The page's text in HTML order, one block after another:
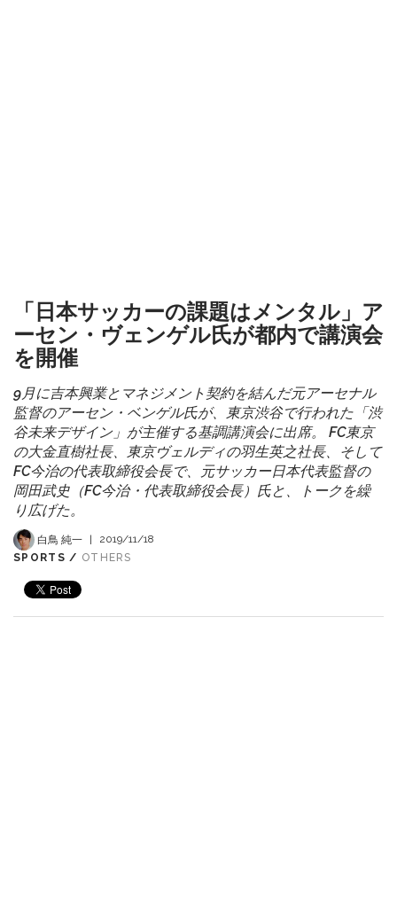
「日本サッカーの課題はメンタル」ア
ーセン・ヴェンゲル氏が都内で講演会
を開催
9月に吉本興業とマネジメント契約を結んだ元アーセナル
監督のアーセン・ベンゲル氏が、東京渋谷で行われた「渋
谷未来デザイン」が主催する基調講演会に出席。 FC東京
の大金直樹社長、東京ヴェルディの羽生英之社長、そして
FC今治の代表取締役会長で、元サッカー日本代表監督の
岡田武史（FC今治・代表取締役会長）氏と、トークを繰
り広げた。
白鳥 純一 |
2019/11/18
SPORTS / OTHERS